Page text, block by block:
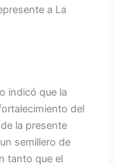
a La
indicó que la
del
la presente
semillero de
tanto que el